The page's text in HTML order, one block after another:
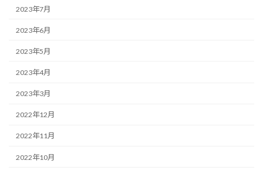
2023年7月
2023年6月
2023年5月
2023年4月
2023年3月
2022年12月
2022年11月
2022年10月